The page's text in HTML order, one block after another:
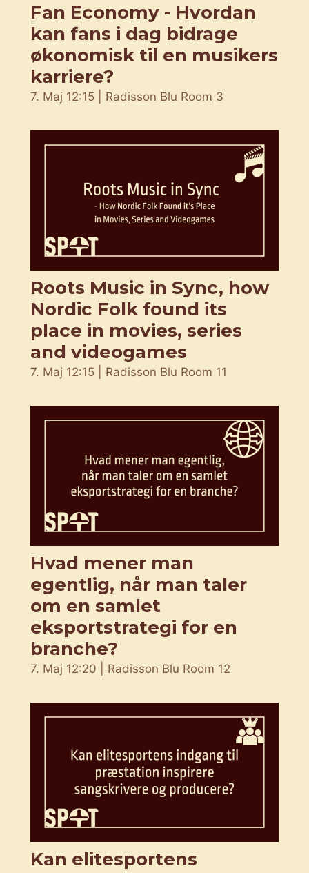
Fan Economy - Hvordan
kan fans i dag bidrage
økonomisk til en musikers
karriere?
7. Maj 12:15 | Radisson Blu Room 3
Roots Music in Sync, how
Nordic Folk found its
place in movies, series
and videogames
7. Maj 12:15 | Radisson Blu Room 11
Hvad mener man
egentlig, når man taler
om en samlet
eksportstrategi for en
branche?
7. Maj 12:20 | Radisson Blu Room 12
Kan elitesportens